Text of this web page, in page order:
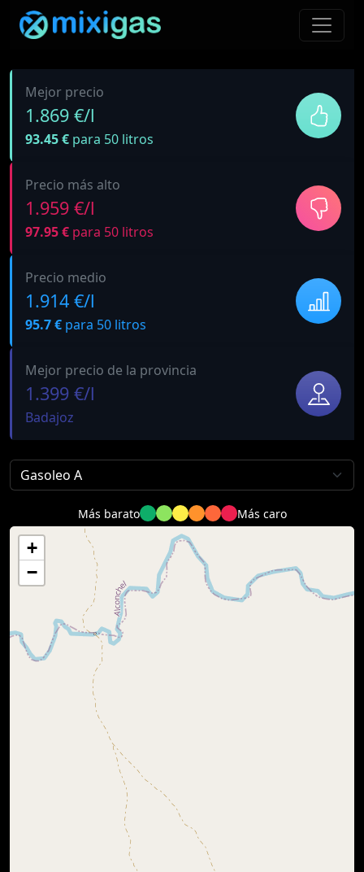
Mejor precio
1.869 €/l
93.45 € para 50 litros
Precio más alto
1.959 €/l
97.95 € para 50 litros
Precio medio
1.914 €/l
95.7 € para 50 litros
Mejor precio de la provincia
1.399 €/l
Badajoz
Más barato Más caro
+
−